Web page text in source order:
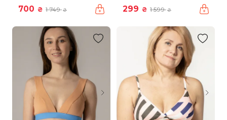
700 ₴ 1 749₴ 299 ₴ 1 599₴